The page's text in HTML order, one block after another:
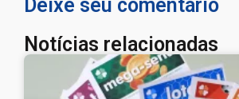
Deixe seu comentário
Notícias relacionadas